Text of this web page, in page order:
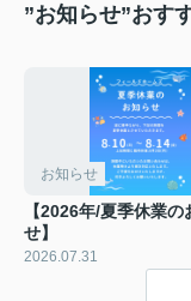
”お知らせ”おす
お知らせ
【2026年/夏季休業の
せ】
2026.07.31